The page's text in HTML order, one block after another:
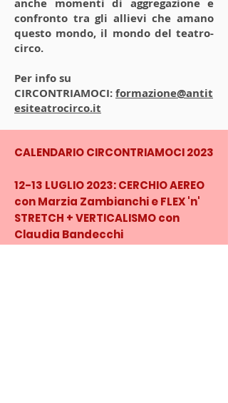
anche momenti di aggregazione e
confronto tra gli allievi che amano
questo mondo, il mondo del teatro-
circo.
Per info su
CIRCONTRIAMOCI:formazione@antit
esiteatrocirco.it
CALENDARIO CIRCONTRIAMOCI 2023
12-13 LUGLIO 2023: CERCHIO AEREO
con Marzia Zambianchi e FLEX 'n'
STRETCH + VERTICALISMO con
Claudia Bandecchi